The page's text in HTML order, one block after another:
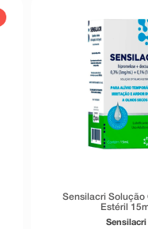
Sensilacri Solução
Estéril
Sensilacri